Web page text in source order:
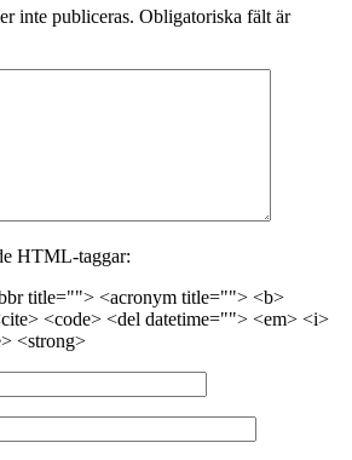
inte publiceras. Obligatoriska fält är
HTML-taggar:
title=""> <acronym title=""> <b>
<code> <del datetime=""> <em> <i>
<strong>